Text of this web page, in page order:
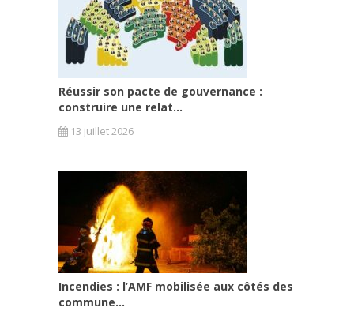
Réussir son pacte de gouvernance :
construire une relat...
13 juillet 2026
Incendies : l’AMF mobilisée aux côtés des
commune...